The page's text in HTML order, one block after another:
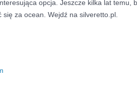
opcja. Jeszcze kilka lat temu,
się za ocean. Wejdź na silveretto.pl.